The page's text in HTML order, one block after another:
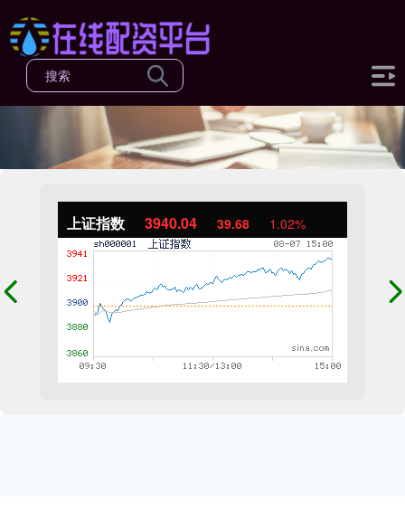
上证指数 3940.04 39.68 1.02%